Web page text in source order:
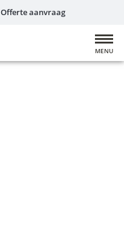
Offerte aanvraag
MENU